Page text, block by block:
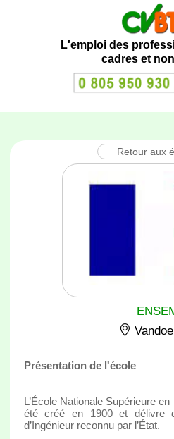
L'emploi des
cadres et
Retour aux
Présentation de l'école
L’École Nationale Supérieure
été créé en 1900 et délivre
d’Ingénieur reconnu par l’État.